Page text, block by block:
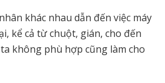
khác nhau dẫn đến việc máy
kể cả từ chuột, gián, cho đến
không phù hợp cũng làm cho